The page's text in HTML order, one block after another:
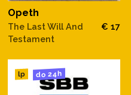
Opeth
The Last Will And
Testament
€ 17
lp do 24h